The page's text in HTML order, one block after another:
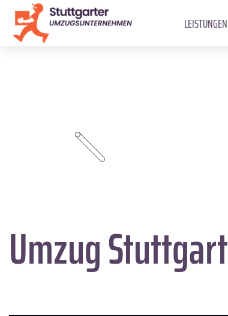
LEISTUNGEN
Umzug Stuttgart